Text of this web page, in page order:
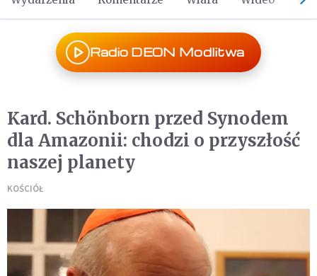
Radio DEON Modlitwa
Kard. Schönborn przed Synodem
dla Amazonii: chodzi o przyszłość
naszej planety
KOŚCIÓŁ